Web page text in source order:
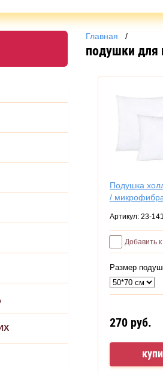
Главная
   /
подушки для
Подушка
/
Артикул: 23-
Добавить
Размер
270 руб.